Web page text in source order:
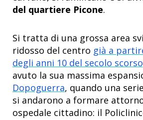
del quartiere Picone.
Si tratta di una grossa area
ridosso del centro già a
degli anni 10 del secolo scorso
avuto la sua massima
Dopoguerra, quando una
si andarono a formare
ospedale cittadino: il